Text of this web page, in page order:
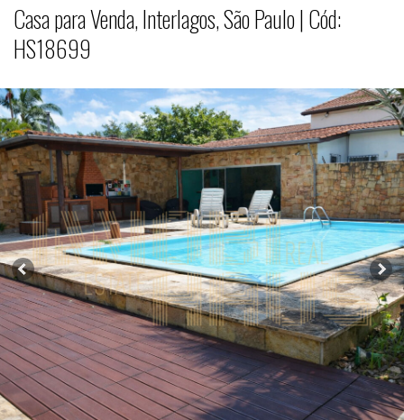
Casa para Venda, Interlagos, São Paulo | Cód:
HS18699